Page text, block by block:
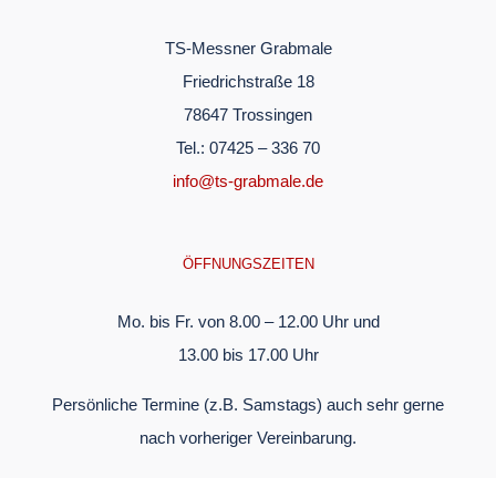
TS-Messner Grabmale
Friedrichstraße 18
78647 Trossingen
Tel.: 07425 – 336 70
info@ts-grabmale.de
ÖFFNUNGSZEITEN
Mo. bis Fr. von 8.00 – 12.00 Uhr und
13.00 bis 17.00 Uhr
Persönliche Termine (z.B. Samstags) auch sehr gerne
nach vorheriger Vereinbarung.